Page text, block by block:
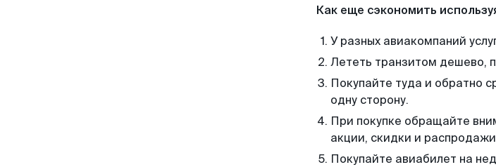
Как еще сэкономить
У разных авиакомпаний
Лететь транзитом дешево,
Покупайте туда и обратно
одну сторону.
При покупке обращайте
акции, скидки и
Покупайте авиабилет на